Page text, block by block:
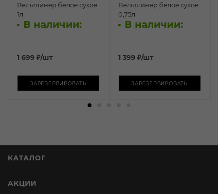
Вельтлинер белое сухое
1л
В наличии:
1 699 ₽/шт
ЗАРЕЗЕРВИРОВАТЬ
Вельтлинер белое сухое
0,75л
В наличии:
1 399 ₽/шт
ЗАРЕЗЕРВИРОВАТЬ
КАТАЛОГ
АКЦИИ